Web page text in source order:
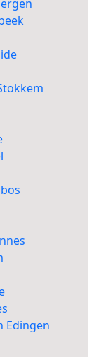
Edingen